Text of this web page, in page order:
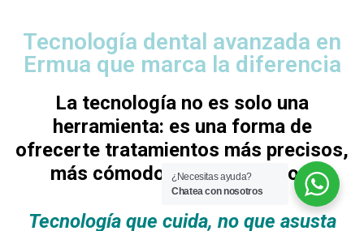
Tecnología dental avanzada en
Ermua que marca la diferencia
La tecnología no es solo una
herramienta: es una forma de
ofrecerte tratamientos más precisos,
más cómodos y más seguros.
Tecnología que cuida, no que asusta
¿Necesitas ayuda?
Chatea con nosotros